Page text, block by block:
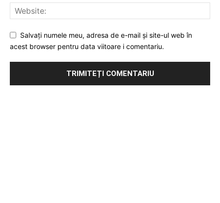
Salvați numele meu, adresa de e-mail și site-ul web în
acest browser pentru data viitoare i comentariu.